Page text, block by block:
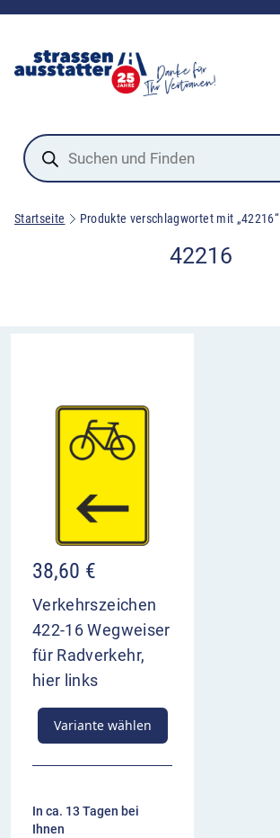
Products
search
Startseite Produkte verschlagwortet mit „42216“
42216
38,60 €
Verkehrszeichen
422-16 Wegweiser
für Radverkehr,
hier links
Variante wählen
In ca. 13 Tagen bei
Ihnen